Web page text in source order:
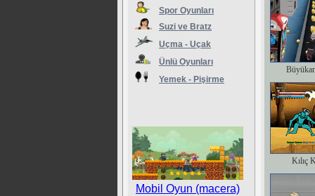
Spor Oyunları
Suzi ve Bratz
Uçma - Uçak
Ünlü Oyunları
Yemek - Pişirme
Mobil Oyun (macera)
Kılıç